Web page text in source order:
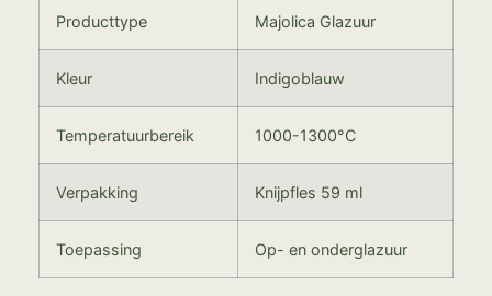
Producttype Majolica Glazuur
Kleur Indigoblauw
Temperatuurbereik 1000-1300°C
Verpakking Knijpfles 59 ml
Toepassing Op- en onderglazuur